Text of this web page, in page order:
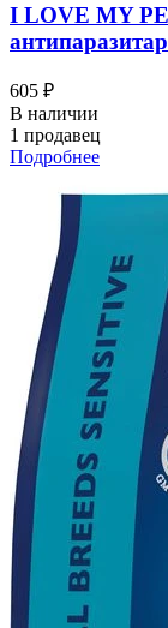
I LOVЕ MY
605 ₽
В наличии
1 продавец
Подробнее